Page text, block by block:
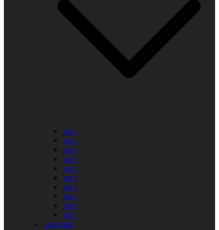
2019
2018
2017
2016
2015
2014
2013
2012
2011
2010
2000-2009